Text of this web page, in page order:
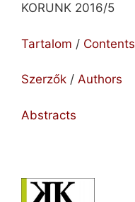
KORUNK 2016/5
Tartalom / Contents
Szerzők / Authors
Abstracts